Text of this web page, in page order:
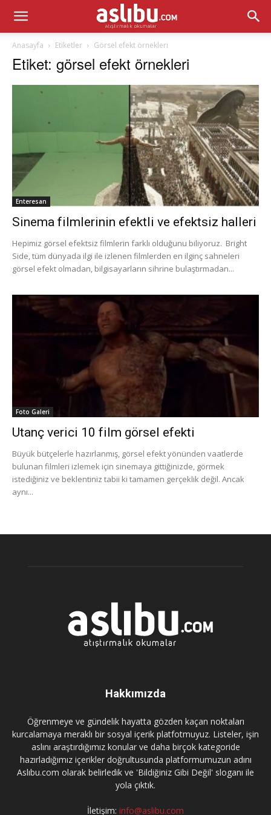
Anasayfa Etiketler Görsel efekt örnekleri
Etiket: görsel efekt örnekleri
Enteresan
Sinema filmlerinin efektli ve efektsiz halleri
Hepimiz görsel efektsiz filmlerin farklı olduğunu biliyoruz. Bright
Side, tüm dünyada ilgi ile izlenen filmlerden en ilginç sahneleri
görsel efekt olmadan, bilgisayarların sihrine bulaştırmadan...
Foto Galeri
Utanç verici 10 film görsel efekti
Büyük bütçelerle hazırlanmış, görsel efekt yönünden vaatlerde
bulunan filmleri izlemek için sinemaya gittiğinizde, görmek
istediğiniz ve beklentiniz tabii ki tamamen gerçeklik değil. Ancak
aynı...
Hakkımızda
Öğrenmeye ve gündelik hayatta gözden kaçan noktaları
kurcalamaya meraklı bir sosyal içerik platfotmuyuz. Listeler, işin
aslını araştırdığımız konular ve daha birçok kategoride
hazırladığımız içerikler doğrultusunda platformumuzun adını
Aslıbu.com olarak belirledik ve 'Bildiğiniz Gibi Değil' sloganı ile
yola çıktık.
İletişim: info@aslibu.com